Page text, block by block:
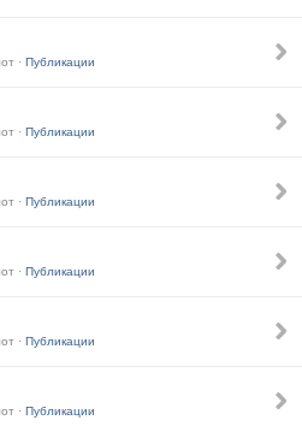
· Публикации
· Публикации
· Публикации
· Публикации
· Публикации
· Публикации